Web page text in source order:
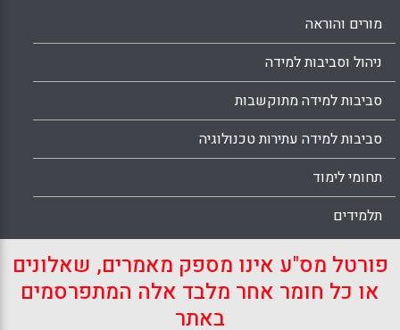
מורים והוראה
ניהול וסביבות למידה
סביבות למידה מתוקשבות
סביבות למידה עתירות טכנולוגיה
תחומי לימוד
תלמידים
פורטל מס"ע אינו מספק מאמרים, שאלונים
או כל חומר אחר מלבד אלה המתפרסמים
באתר